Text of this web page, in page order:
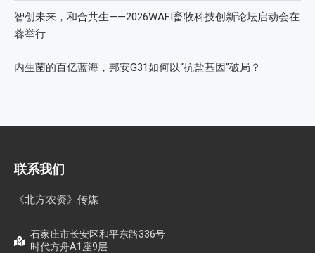
智创未来，和合共生——2026WAFI畜牧科技创新论坛启动会在
蓉举行
内生菌的百亿蓝海，邦安G31如何以“抗盐基因”破局？
联系我们
《北方农资》传媒
石家庄市长安区和平东路336号
时代方舟A1座9层